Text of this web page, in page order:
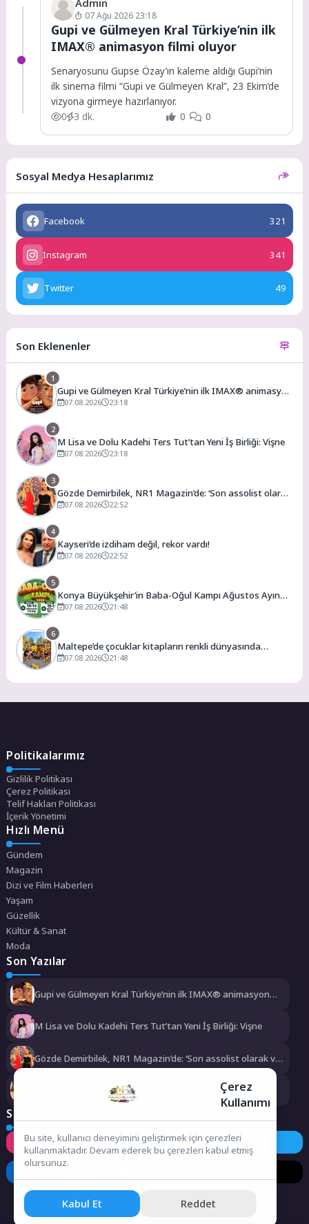
07 Ağu 2026 23:18
Gupi ve Gülmeyen Kral Türkiye’nin ilk
IMAX® animasyon filmi oluyor
Senaryosunu Gupse Özay’ın kaleme aldığı Gupi’nin
ilk sinema filmi “Gupi ve Gülmeyen Kral”, 23 Ekim’de
vizyona girmeye hazırlanıyor.
0
3 dk. 0 0
Sosyal Medya Hesaplarımız
Facebook 321
Instagram 341
Twitter 49
Son Eklenenler
1
Gupi ve Gülmeyen Kral Türkiye’nin ilk IMAX® animasyon
filmi oluyor
07.08.2026 23:18
2
M Lisa ve Dolu Kadehi Ters Tut’tan Yeni İş Birliği: Vişne
07.08.2026 23:18
3
Gözde Demirbilek, NR1 Magazin’de: ‘Son assolist olarak
var olacağım!’
07.08.2026 22:52
4
Kayseri’de izdiham değil, rekor vardı!
07.08.2026 22:52
5
Konya Büyükşehir’in Baba-Oğul Kampı Ağustos Ayında
da Devam Edecek
07.08.2026 21:48
6
Maltepe’de çocuklar kitapların renkli dünyasında
buluştu
07.08.2026 21:48
Politikalarımız
Gizlilik Politikası
Çerez Politikası
Telif Hakları Politikası
İçerik Yönetimi
Hızlı Menü
Gündem
Magazin
Dizi ve Film Haberleri
Yaşam
Güzellik
Kültür & Sanat
Moda
Son Yazılar
Gupi ve Gülmeyen Kral Türkiye’nin ilk IMAX® animasyon
M Lisa ve Dolu Kadehi Ters Tut’tan Yeni İş Birliği: Vişne
Gözde Demirbilek, NR1 Magazin’de: ‘Son assolist olarak var
olacağım!’
Kayseri’de izdiham değil, rekor vardı!
Sosyal Medya
Instagram Facebook Twitter
Çerez
Kullanımı
Bu site, kullanıcı deneyimini geliştirmek için çerezleri
kullanmaktadır. Devam ederek bu çerezleri kabul etmiş
olursunuz.
Kabul Et Reddet